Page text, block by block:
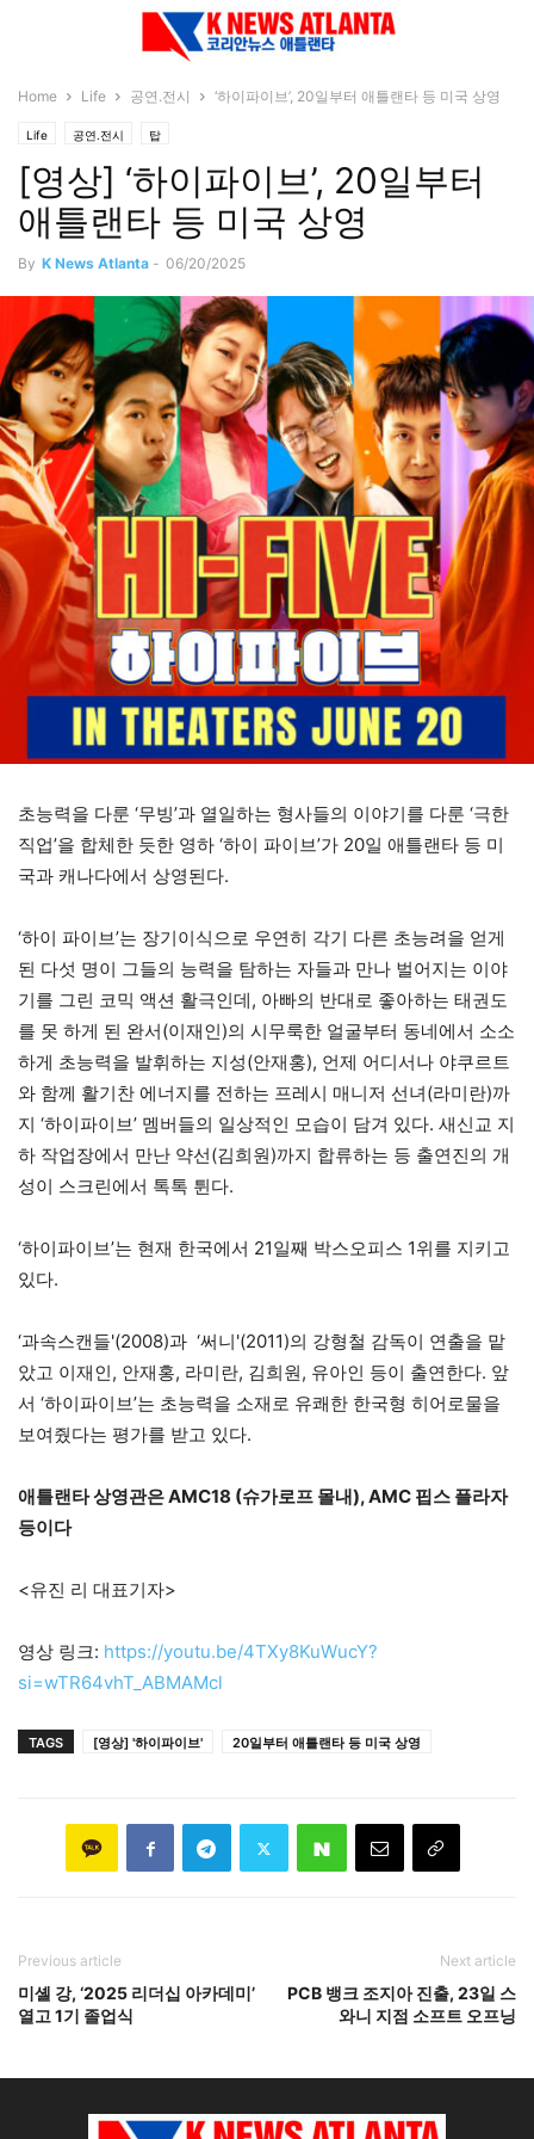
Home Life 공연.전시 ‘하이파이브’, 20일부터 애틀랜타 등 미국 상영
Life 공연.전시 탑
[영상] ‘하이파이브’, 20일부터
애틀랜타 등 미국 상영
By K News Atlanta - 06/20/2025
초능력을 다룬 ‘무빙’과 열일하는 형사들의 이야기를 다룬 ‘극한
직업’을 합체한 듯한 영하 ‘하이 파이브’가 20일 애틀랜타 등 미
국과 캐나다에서 상영된다.
‘하이 파이브’는 장기이식으로 우연히 각기 다른 초능려을 얻게
된 다섯 명이 그들의 능력을 탐하는 자들과 만나 벌어지는 이야
기를 그린 코믹 액션 활극인데, 아빠의 반대로 좋아하는 태권도
를 못 하게 된 완서(이재인)의 시무룩한 얼굴부터 동네에서 소소
하게 초능력을 발휘하는 지성(안재홍), 언제 어디서나 야쿠르트
와 함께 활기찬 에너지를 전하는 프레시 매니저 선녀(라미란)까
지 ‘하이파이브’ 멤버들의 일상적인 모습이 담겨 있다. 새신교 지
하 작업장에서 만난 약선(김희원)까지 합류하는 등 출연진의 개
성이 스크린에서 톡톡 튄다.
‘하이파이브’는 현재 한국에서 21일째 박스오피스 1위를 지키고
있다.
‘과속스캔들'(2008)과 ‘써니'(2011)의 강형철 감독이 연출을 맡
았고 이재인, 안재홍, 라미란, 김희원, 유아인 등이 출연한다. 앞
서 ‘하이파이브’는 초능력을 소재로 유쾌한 한국형 히어로물을
보여줬다는 평가를 받고 있다.
애틀랜타 상영관은 AMC18 (슈가로프 몰내), AMC 핍스 플라자
등이다
<유진 리 대표기자>
영상 링크: https://youtu.be/4TXy8KuWucY?
si=wTR64vhT_ABMAMcl
TAGS [영상] '하이파이브' 20일부터 애틀랜타 등 미국 상영
Previous article
미셸 강, ‘2025 리더십 아카데미’
열고 1기 졸업식
Next article
PCB 뱅크 조지아 진출, 23일 스
와니 지점 소프트 오프닝